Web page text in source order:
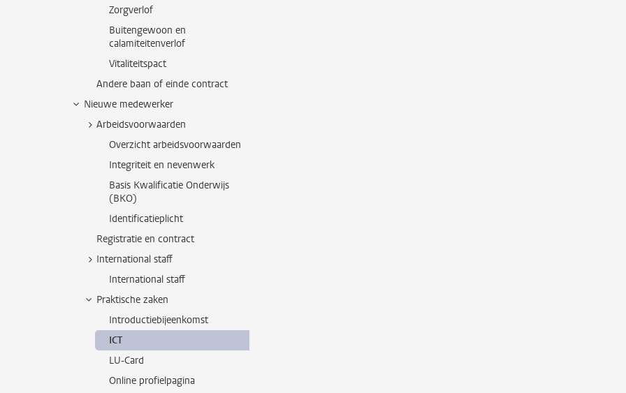
Zorgverlof
Buitengewoon en
calamiteitenverlof
Vitaliteitspact
Andere baan of einde contract
Nieuwe medewerker
Arbeidsvoorwaarden
Overzicht arbeidsvoorwaarden
Integriteit en nevenwerk
Basis Kwalificatie Onderwijs
(BKO)
Identificatieplicht
Registratie en contract
International staff
International staff
Praktische zaken
Introductiebijeenkomst
ICT
LU-Card
Online profielpagina